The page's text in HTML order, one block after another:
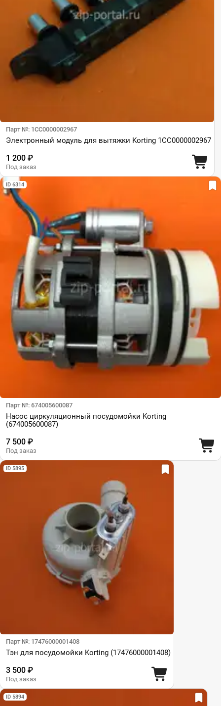
Парт №: 1CC0000002967
Электронный модуль для вытяжки Korting 1CC0000002967
1 200 ₽
Под заказ
ID 6314
Парт №: 674005600087
Насос циркуляционный посудомойки Korting
(674005600087)
7 500 ₽
Под заказ
ID 5895
Парт №: 17476000001408
Тэн для посудомойки Korting (17476000001408)
3 500 ₽
Под заказ
ID 5894